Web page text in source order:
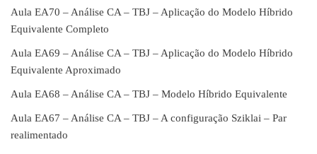
Aula EA70 – Análise CA – TBJ – Aplicação do Modelo Híbrido
Equivalente Completo
Aula EA69 – Análise CA – TBJ – Aplicação do Modelo Híbrido
Equivalente Aproximado
Aula EA68 – Análise CA – TBJ – Modelo Híbrido Equivalente
Aula EA67 – Análise CA – TBJ – A configuração Sziklai – Par
realimentado